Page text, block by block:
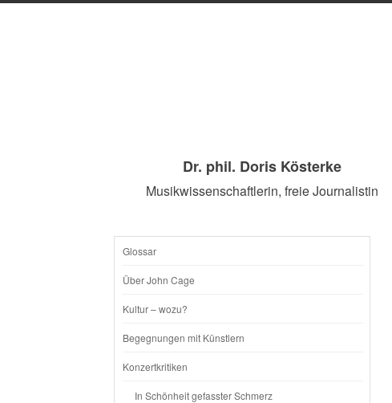
Dr. phil. Doris Kösterke
Musikwissenschaftlerin, freie Journalistin
SKIP
CONTENT
Glossar
Über John Cage
Kultur – wozu?
Begegnungen mit Künstlern
Konzertkritiken
In Schönheit gefasster Schmerz